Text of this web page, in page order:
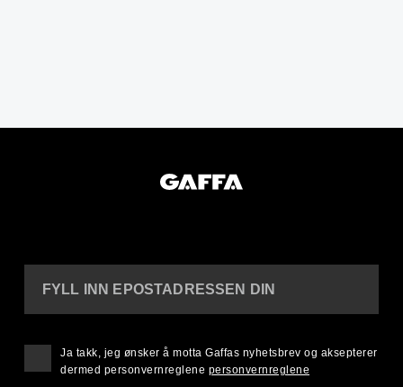
FYLL INN EPOSTADRESSEN DIN
Ja takk, jeg ønsker å motta Gaffas nyhetsbrev og aksepterer
dermed personvernreglene personvernreglene